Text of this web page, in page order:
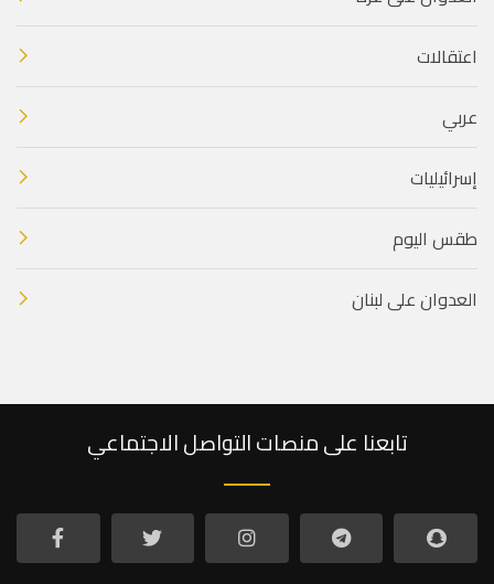
اعتقالات
عربي
إسرائيليات
طقس اليوم
العدوان على لبنان
تابعنا على منصات التواصل الاجتماعي